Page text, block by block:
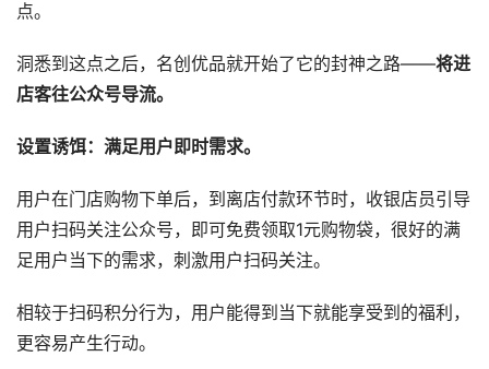
点。
洞悉到这点之后，名创优品就开始了它的封神之路——将进
店客往公众号导流。
设置诱饵：满足用户即时需求。
用户在门店购物下单后，到离店付款环节时，收银店员引导
用户扫码关注公众号，即可免费领取1元购物袋，很好的满
足用户当下的需求，刺激用户扫码关注。
相较于扫码积分行为，用户能得到当下就能享受到的福利，
更容易产生行动。